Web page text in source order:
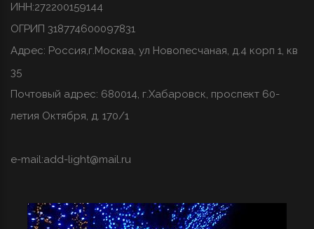
ИНН:272200159144
ОГРИП 318774600097831
Адрес: Россия,г.Москва, ул Новопесчаная, д.4 корп 1, кв
35
Почтовый адрес: 680014, г.Хабаровск, проспект 60-
летия Октября, д. 170/1
e-mail:add-light@mail.ru